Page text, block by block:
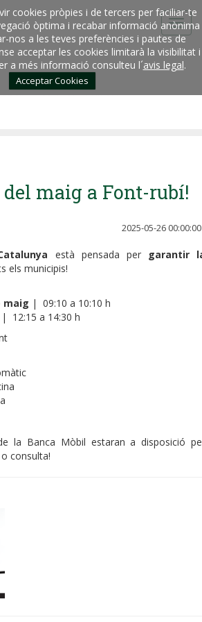
cookies pròpies i de tercers per faciliar-te
òptima i recabar informació anònima
nos a les teves preferències i pautes de
acceptar les cookies limitarà la visibilitat i
a més informació consulteu l´avis legal.
Acceptar Cookies
maig a Font-rubí!
2025-05-26 00:00:00
està pensada per
garantir
els municipis!
maig | 09:10 a 10:10 h
| 12:15 a 14:30 h
la Banca Mòbil estaran a disposició
consulta!